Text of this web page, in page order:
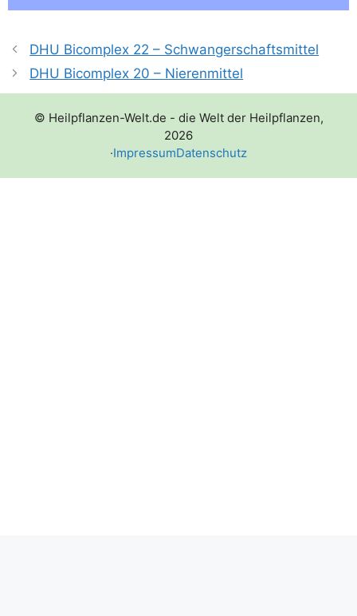
DHU Bicomplex 22 – Schwangerschaftsmittel
DHU Bicomplex 20 – Nierenmittel
© Heilpflanzen-Welt.de - die Welt der Heilpflanzen,
2026
·ImpressumDatenschutz